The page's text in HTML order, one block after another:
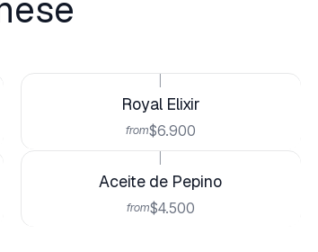
Royal Elixir
from$6.900
Aceite de Pepino
from$4.500